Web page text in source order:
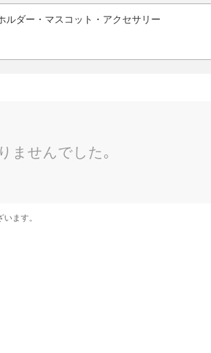
ルダー・マスコット・アクセサリー